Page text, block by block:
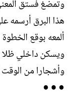
وتمضغ فستق
هذا البرق أرسمه
ألمعه بوقع
ويسكن داخلي ظلا
وأشجارا من
● ● ●